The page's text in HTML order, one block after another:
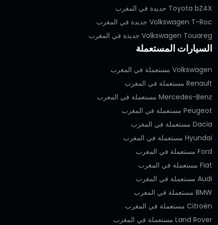
Toyota bZ4X جديدة في المغرب
Volkswagen T-Roc جديدة في المغرب
Volkswagen Touareg جديدة في المغرب
السيارات المستعملة
Volkswagen مستعملة في المغرب
Renault مستعملة في المغرب
Mercedes-Benz مستعملة في المغرب
Peugeot مستعملة في المغرب
Dacia مستعملة في المغرب
Hyundai مستعملة في المغرب
Ford مستعملة في المغرب
Fiat مستعملة في المغرب
Audi مستعملة في المغرب
BMW مستعملة في المغرب
Citroën مستعملة في المغرب
Land Rover مستعملة في المغرب